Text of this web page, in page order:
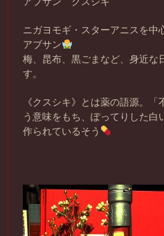
ニガヨモギ・スターアニスを中
アブサン
梅、昆布、黒ごまなど、身近な
す。
《クスシキ》とは薬の語源。
う意味をもち、ぽってりした白
作られているそう